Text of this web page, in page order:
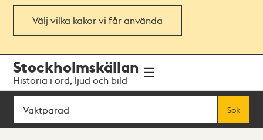
Välj vilka kakor vi får använda
navigationen
huvudinnehållet
Stockholmskällan
Historia i ord, ljud och bild
Sök
Sök